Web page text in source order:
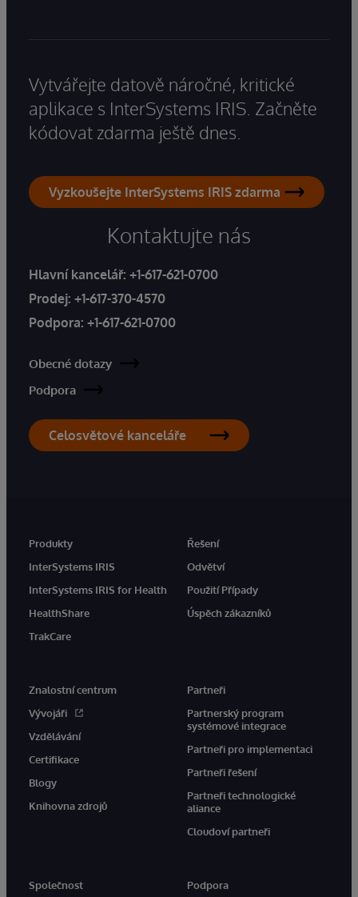
Vytvářejte datově náročné, kritické
aplikace s InterSystems IRIS. Začněte
kódovat zdarma ještě dnes.
Vyzkoušejte InterSystems IRIS zdarma
Kontaktujte nás
Hlavní kancelář: +1-617-621-0700
Prodej: +1-617-370-4570
Podpora: +1-617-621-0700
Obecné dotazy
Podpora
Celosvětové kanceláře
Produkty
InterSystems IRIS
InterSystems IRIS for Health
HealthShare
TrakCare
Řešení
Odvětví
Použití Případy
Úspěch zákazníků
Znalostní centrum
Vývojáři
Vzdělávání
Certifikace
Blogy
Knihovna zdrojů
Partneři
Partnerský program
systémové integrace
Partneři pro implementaci
Partneři řešení
Partneři technologické
aliance
Cloudoví partneři
Společnost Podpora